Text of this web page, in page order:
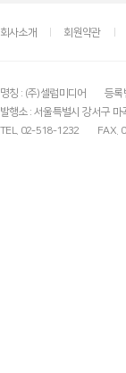
회사소개 회원약관
명칭 : (주)셀럽미디어 등록
발행소 : 서울특별시 강서구
TEL. 02-518-1232
FAX.